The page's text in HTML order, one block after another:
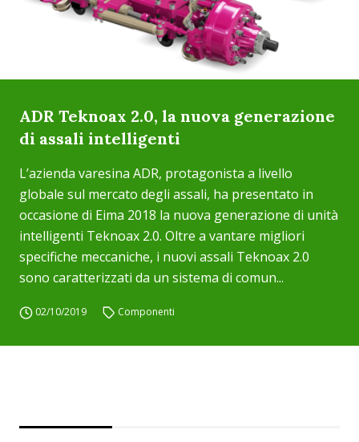
ADR Teknoax 2.0, la nuova generazione
di assali intelligenti
L’azienda varesina ADR, protagonista a livello
globale sul mercato degli assali, ha presentato in
occasione di Eima 2018 la nuova generazione di unità
intelligenti Teknoax 2.0. Oltre a vantare migliori
specifiche meccaniche, i nuovi assali Teknoax 2.0
sono caratterizzati da un sistema di comun...
02/10/2019 Componenti